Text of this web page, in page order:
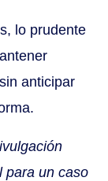
lo prudente
anticipar
para un caso